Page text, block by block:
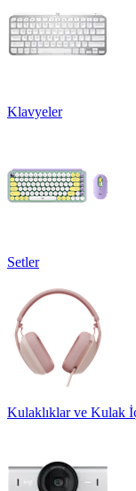
Klavyeler
Setler
Kulaklıklar ve Kulak